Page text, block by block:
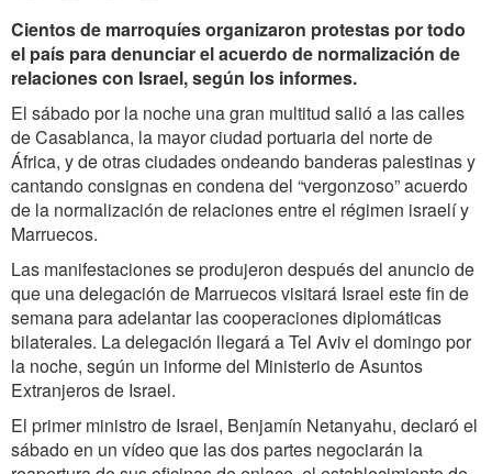
Cientos de marroquíes organizaron protestas por todo
el país para denunciar el acuerdo de normalización de
relaciones con Israel, según los informes.
El sábado por la noche una gran multitud salió a las calles
de Casablanca, la mayor ciudad portuaria del norte de
África, y de otras ciudades ondeando banderas palestinas y
cantando consignas en condena del “vergonzoso” acuerdo
de la normalización de relaciones entre el régimen israelí y
Marruecos.
Las manifestaciones se produjeron después del anuncio de
que una delegación de Marruecos visitará Israel este fin de
semana para adelantar las cooperaciones diplomáticas
bilaterales. La delegación llegará a Tel Aviv el domingo por
la noche, según un informe del Ministerio de Asuntos
Extranjeros de Israel.
El primer ministro de Israel, Benjamín Netanyahu, declaró el
sábado en un vídeo que las dos partes negociarán la